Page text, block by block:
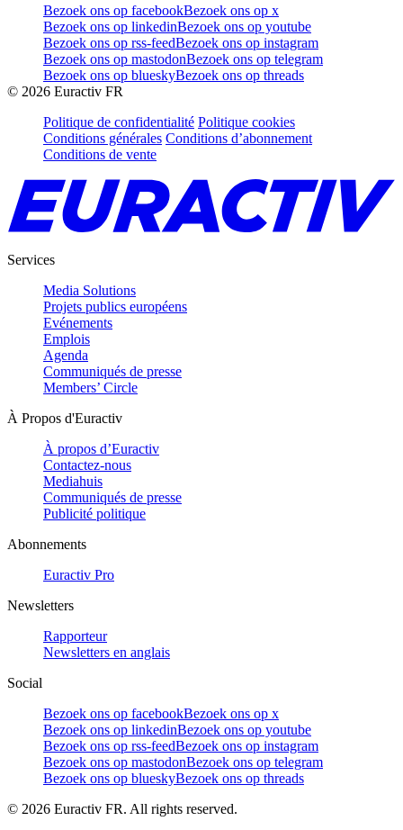
Bezoek ons op facebookBezoek ons op x
Bezoek ons op linkedinBezoek ons op youtube
Bezoek ons op rss-feedBezoek ons op instagram
Bezoek ons op mastodonBezoek ons op telegram
Bezoek ons op blueskyBezoek ons op threads
© 2026 Euractiv FR
Politique de confidentialité Politique cookies
Conditions générales Conditions d’abonnement
Conditions de vente
Services
Media Solutions
Projets publics européens
Evénements
Emplois
Agenda
Communiqués de presse
Members’ Circle
À Propos d'Euractiv
À propos d’Euractiv
Contactez-nous
Mediahuis
Communiqués de presse
Publicité politique
Abonnements
Euractiv Pro
Newsletters
Rapporteur
Newsletters en anglais
Social
Bezoek ons op facebookBezoek ons op x
Bezoek ons op linkedinBezoek ons op youtube
Bezoek ons op rss-feedBezoek ons op instagram
Bezoek ons op mastodonBezoek ons op telegram
Bezoek ons op blueskyBezoek ons op threads
© 2026 Euractiv FR. All rights reserved.